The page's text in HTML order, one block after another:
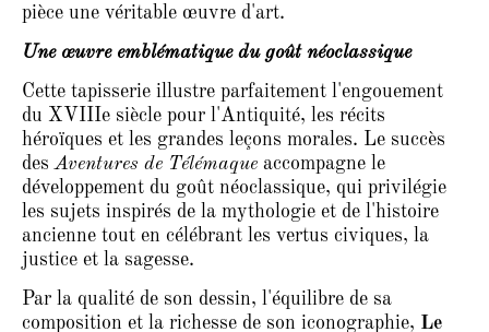
pièce une véritable œuvre d'art.
Une œuvre emblématique du goût néoclassique
Cette tapisserie illustre parfaitement l'engouement
du XVIIIe siècle pour l'Antiquité, les récits
héroïques et les grandes leçons morales. Le succès
desAventures de Télémaque accompagne le
développement du goût néoclassique, qui privilégie
les sujets inspirés de la mythologie et de l'histoire
ancienne tout en célébrant les vertus civiques, la
justice et la sagesse.
Par la qualité de son dessin, l'équilibre de sa
composition et la richesse de son iconographie, Le